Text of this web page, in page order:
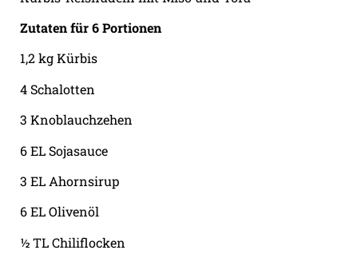
Zutaten für 6 Portionen
1,2 kg Kürbis
4 Schalotten
3 Knoblauchzehen
6 EL Sojasauce
3 EL Ahornsirup
6 EL Olivenöl
½ TL Chiliflocken